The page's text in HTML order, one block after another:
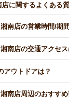
に関するよくある
南店の営業時間/期
南店の交通アクセス
アウトドアは？
南店周辺のおすす